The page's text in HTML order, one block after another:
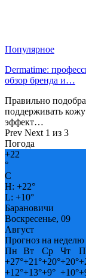
Популярное
Dermatime:
обзор бренда и…
Правильно
поддерживать
эффект…
Prev Next 1 из 3
Погода
+22
°
C
H: +22°
L: +10°
Барановичи
Воскресенье, 09
Август
Прогноз на неделю
Пн
Вт Ср Чт
+27°+21°+20°+20°+
+12°+13°+9° +10°+